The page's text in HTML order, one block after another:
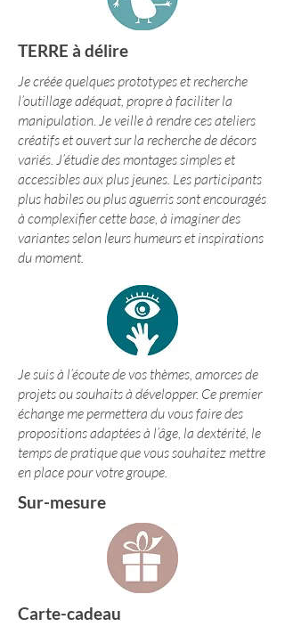
TERRE à délire
Je créée quelques prototypes et recherche
l’outillage adéquat, propre à faciliter la
manipulation. Je veille à rendre ces ateliers
créatifs et ouvert sur la recherche de décors
variés. J’étudie des montages simples et
accessibles aux plus jeunes. Les participants
plus habiles ou plus aguerris sont encouragés
à complexifier cette base, à imaginer des
variantes selon leurs humeurs et inspirations
du moment.
Je suis à l’écoute de vos thèmes, amorces de
projets ou souhaits à développer. Ce premier
échange me permettera du vous faire des
propositions adaptées à l’âge, la dextérité, le
temps de pratique que vous souhaitez mettre
en place pour votre groupe.
Sur-mesure
Carte-cadeau